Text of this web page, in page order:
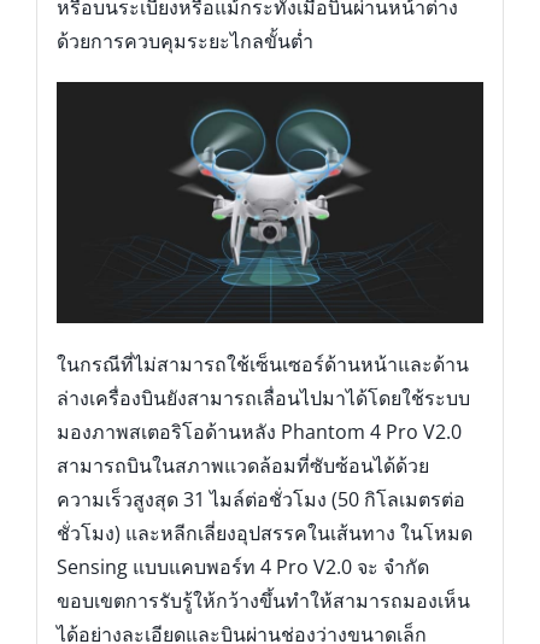
หรือบนระเบียงหรือแม้กระทั่งเมื่อบินผ่านหน้าต่าง
ด้วยการควบคุมระยะไกลขั้นต่ำ
ในกรณีที่ไม่สามารถใช้เซ็นเซอร์ด้านหน้าและด้าน
ล่างเครื่องบินยังสามารถเลื่อนไปมาได้โดยใช้ระบบ
มองภาพสเตอริโอด้านหลัง Phantom 4 Pro V2.0
สามารถบินในสภาพแวดล้อมที่ซับซ้อนได้ด้วย
ความเร็วสูงสุด 31 ไมล์ต่อชั่วโมง (50 กิโลเมตรต่อ
ชั่วโมง) และหลีกเลี่ยงอุปสรรคในเส้นทาง ในโหมด
Sensing แบบแคบพอร์ท 4 Pro V2.0 จะ จำกัด
ขอบเขตการรับรู้ให้กว้างขึ้นทำให้สามารถมองเห็น
ได้อย่างละเอียดและบินผ่านช่องว่างขนาดเล็ก